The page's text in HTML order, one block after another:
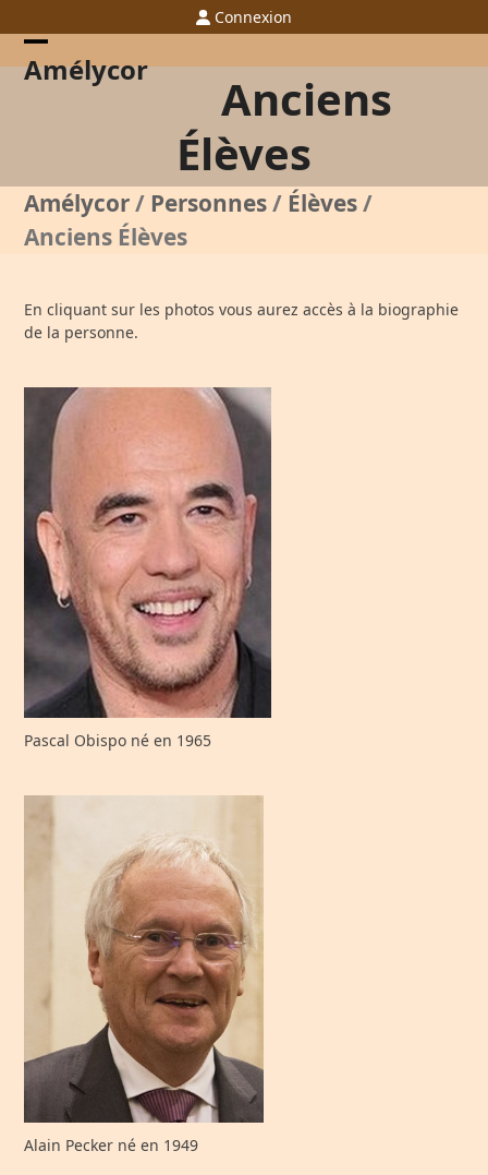
to
content
Connexion
Amélycor
Open
Close
Anciens
Élèves
Amélycor/ Personnes/ Élèves/
Anciens Élèves
En cliquant sur les photos vous aurez accès à la biographie
de la personne.
Pascal Obispo né en 1965
Alain Pecker né en 1949